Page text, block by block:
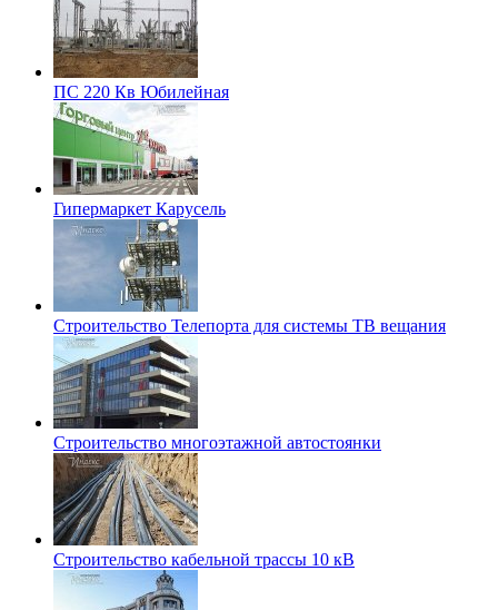
ПС 220 Кв Юбилейная
Гипермаркет Карусель
Строительство Телепорта для системы ТВ вещания
Строительство многоэтажной автостоянки
Строительство кабельной трассы 10 кВ